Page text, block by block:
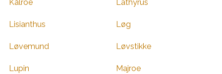
Kålroe Lathyrus
Lisianthus Løg
Løvemund Løvstikke
Lupin Majroe